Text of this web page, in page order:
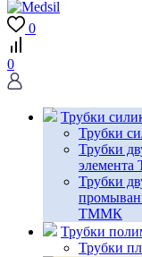
0
0
Трубки
Трубки
Трубки
элемента
Трубки
ТММК
Трубки
Трубки